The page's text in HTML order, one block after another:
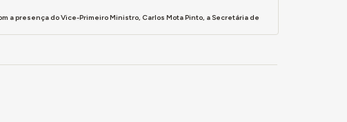
a presença do Vice-Primeiro Ministro, Carlos Mota Pinto, a Secretária de